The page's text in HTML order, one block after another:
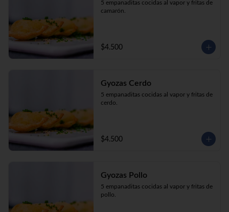
5 empanaditas cocidas al vapor y fritas de
camarón.
$4.500
Gyozas Cerdo
5 empanaditas cocidas al vapor y fritas de
cerdo.
$4.500
Gyozas Pollo
5 empanaditas cocidas al vapor y fritas de
pollo.